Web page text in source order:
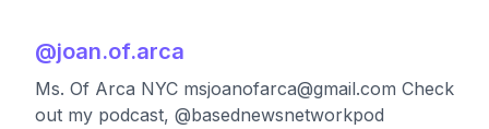
@joan.of.arca
Ms. Of Arca NYC msjoanofarca@gmail.com Check
out my podcast, @basednewsnetworkpod